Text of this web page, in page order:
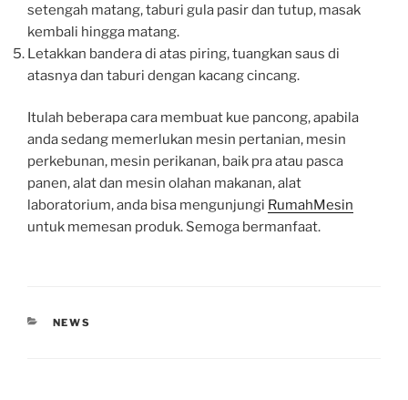
setengah matang, taburi gula pasir dan tutup, masak
kembali hingga matang.
Letakkan bandera di atas piring, tuangkan saus di
atasnya dan taburi dengan kacang cincang.
Itulah beberapa cara membuat kue pancong, apabila
anda sedang memerlukan mesin pertanian, mesin
perkebunan, mesin perikanan, baik pra atau pasca
panen, alat dan mesin olahan makanan, alat
laboratorium, anda bisa mengunjungi RumahMesin
untuk memesan produk. Semoga bermanfaat.
CATEGORIES
NEWS